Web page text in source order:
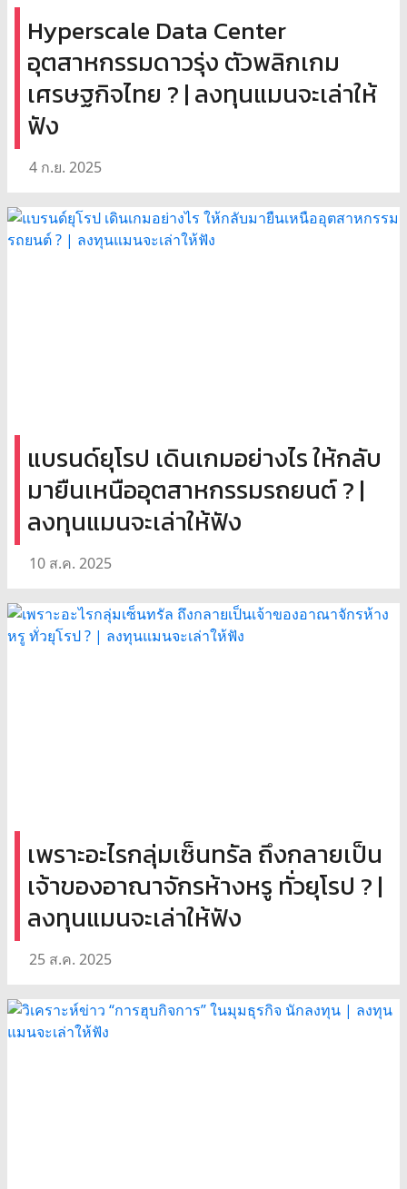
Hyperscale Data Center
อุตสาหกรรมดาวรุ่ง ตัวพลิกเกม
เศรษฐกิจไทย ? | ลงทุนแมนจะเล่าให้
ฟัง
4 ก.ย. 2025
แบรนด์ยุโรป เดินเกมอย่างไร ให้กลับ
มายืนเหนืออุตสาหกรรมรถยนต์ ? |
ลงทุนแมนจะเล่าให้ฟัง
10 ส.ค. 2025
เพราะอะไรกลุ่มเซ็นทรัล ถึงกลายเป็น
เจ้าของอาณาจักรห้างหรู ทั่วยุโรป ? |
ลงทุนแมนจะเล่าให้ฟัง
25 ส.ค. 2025